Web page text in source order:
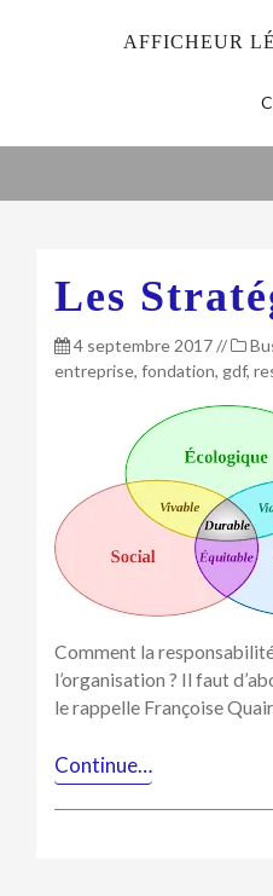
AFFICHEUR
Les
4 septembre 2017//
entreprise, fondation, gdf,
Comment la
l’organisation ? Il faut
le rappelle Françoise
Continue…